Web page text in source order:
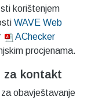
korištenjem
WAVE Web
AChecker
procjenama.
za kontakt
obavještavanje